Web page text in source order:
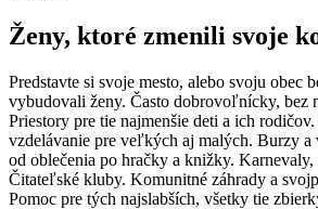
Ženy, ktoré zmenili svoje
Predstavte si svoje mesto, alebo svoju obec
vybudovali ženy. Často dobrovoľnícky, bez
Priestory pre tie najmenšie deti a ich
vzdelávanie pre veľkých aj malých. Burzy
od oblečenia po hračky a knižky.
Čitateľské kluby. Komunitné záhrady a
Pomoc pre tých najslabších, všetky tie